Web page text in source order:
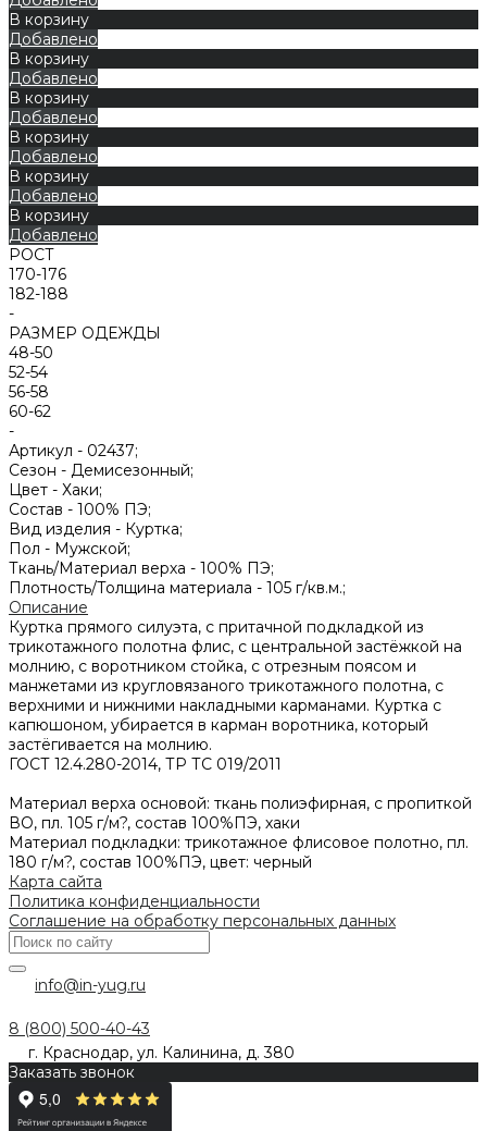
В корзину
Добавлено
В корзину
Добавлено
В корзину
Добавлено
В корзину
Добавлено
В корзину
Добавлено
В корзину
Добавлено
РОСТ
170-176
182-188
-
РАЗМЕР ОДЕЖДЫ
48-50
52-54
56-58
60-62
-
Артикул - 02437;
Сезон - Демисезонный;
Цвет - Хаки;
Состав - 100% ПЭ;
Вид изделия - Куртка;
Пол - Мужской;
Ткань/Материал верха - 100% ПЭ;
Плотность/Толщина материала - 105 г/кв.м.;
Описание
Куртка прямого силуэта, с притачной подкладкой из
трикотажного полотна флис, с центральной застёжкой на
молнию, с воротником стойка, с отрезным поясом и
манжетами из кругловязаного трикотажного полотна, с
верхними и нижними накладными карманами. Куртка с
капюшоном, убирается в карман воротника, который
застёгивается на молнию.
ГОСТ 12.4.280-2014, ТР ТС 019/2011
Материал верха основой: ткань полиэфирная, с пропиткой
ВО, пл. 105 г/м?, состав 100%ПЭ, хаки
Материал подкладки: трикотажное флисовое полотно, пл.
180 г/м?, состав 100%ПЭ, цвет: черный
Карта сайта
Политика конфиденциальности
Соглашение на обработку персональных данных
info@in-yug.ru
8 (800) 500-40-43
г. Краснодар, ул. Калинина, д. 380
Заказать звонок